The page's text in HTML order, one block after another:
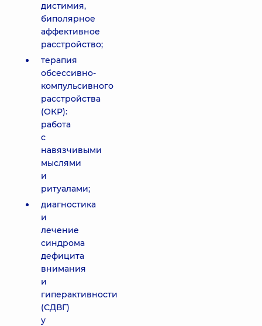
дистимия,
биполярное
аффективное
расстройство;
терапия
обсессивно-
компульсивного
расстройства
(ОКР):
работа
с
навязчивыми
мыслями
и
ритуалами;
диагностика
и
лечение
синдрома
дефицита
внимания
и
гиперактивности
(СДВГ)
у